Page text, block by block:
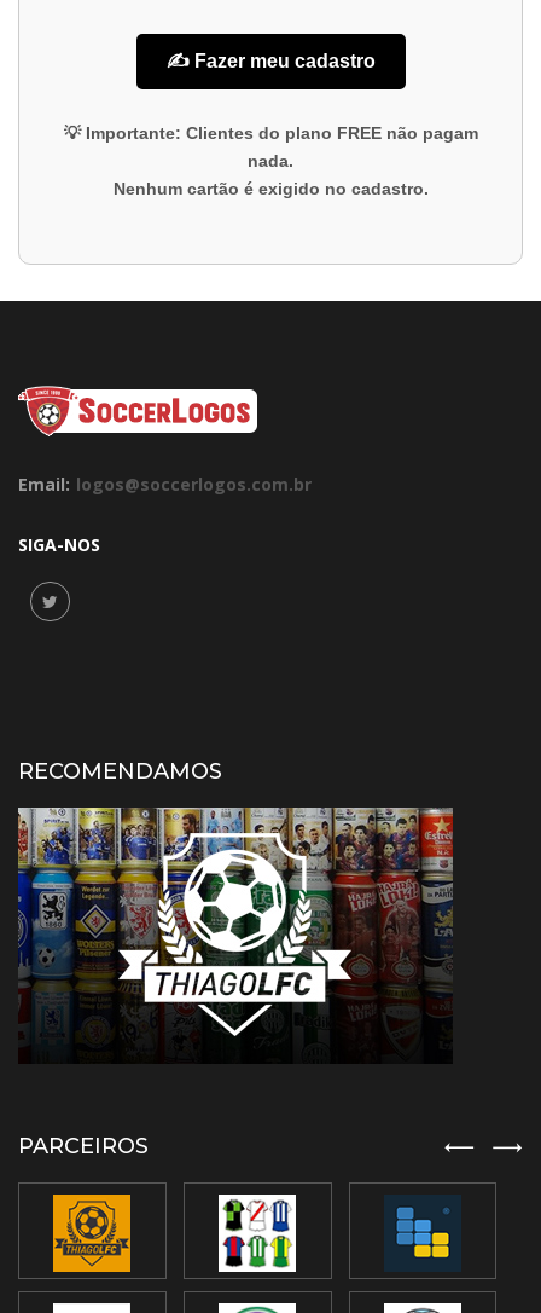
✍️ Fazer meu cadastro
💡 Importante: Clientes do plano FREEnão pagam
nada.
Nenhum cartão é exigido no cadastro.
Email: logos@soccerlogos.com.br
SIGA-NOS
RECOMENDAMOS
PARCEIROS